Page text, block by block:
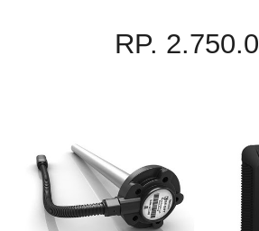
RP.